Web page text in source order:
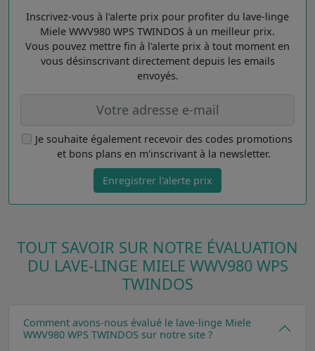
Inscrivez-vous à l'alerte prix pour profiter du lave-linge
Miele WWV980 WPS TWINDOS à un meilleur prix.
Vous pouvez mettre fin à l'alerte prix à tout moment en
vous désinscrivant directement depuis les emails
envoyés.
Je souhaite également recevoir des codes promotions
et bons plans en m'inscrivant à la newsletter.
Enregistrer l'alerte prix
TOUT SAVOIR SUR NOTRE ÉVALUATION
DU LAVE-LINGE MIELE WWV980 WPS
TWINDOS
Comment avons-nous évalué le lave-linge Miele
WWV980 WPS TWINDOS sur notre site ?